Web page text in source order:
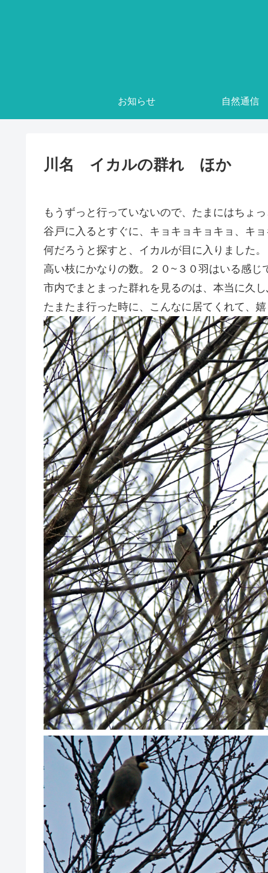
お知らせ 自然通信
川名 イカルの群れ ほか
もうずっと行っていないので、たまにはちょ
谷戸に入るとすぐに、キョキョキョキョ、キ
何だろうと探すと、イカルが目に入りました。
高い枝にかなりの数。２０~３０羽はいる感じ
市内でまとまった群れを見るのは、本当に久
たまたま行った時に、こんなに居てくれて、嬉